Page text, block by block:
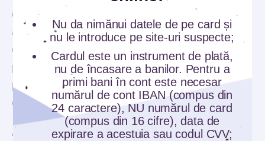
cheltuielile. Dacă prima soluție este gestiunea
atentă a cheltuielilor pe baza unui buget, a doua
oferită de Guda este investiția în educația
proprie, adică dezvoltare, acumulare de abilități
pentru a ne ajuta să fim pregătiți pentru
exploatarea oportunităților.
Ăsta e de fapt “norocul”: întâlnirea dintre
Nu da nimănui datele de pe card și
nu le introduce pe site-uri suspecte;
Cardul este un instrument de plată,
nu de încasare a banilor. Pentru a
primi bani în cont este necesar
numărul de cont IBAN (compus din
24 caractere), NU numărul de card
(compus din 16 cifre), data de
expirare a acestuia sau codul CVV;